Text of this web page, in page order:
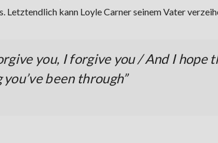
kann Loyle Carner seinem Vater
you, I forgive you / And I hope
been through”